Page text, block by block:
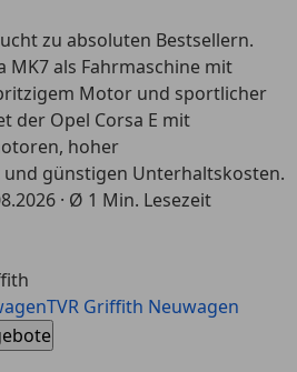
zu absoluten Bestsellern.
MK7 als Fahrmaschine mit
Motor und sportlicher
der Opel Corsa E mit
hoher
günstigen Unterhaltskosten.
· Ø 1 Min. Lesezeit
TVR Griffith Neuwagen